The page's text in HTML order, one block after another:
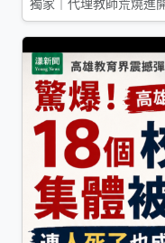
獨家｜代理教師荒燒進